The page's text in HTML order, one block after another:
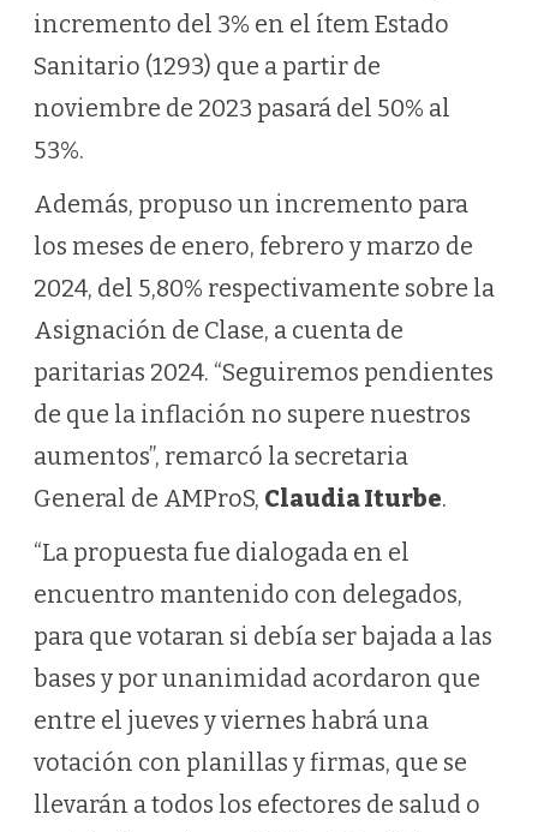
incremento del 3% en el ítem Estado
Sanitario (1293) que a partir de
noviembre de 2023 pasará del 50% al
53%.
Además, propuso un incremento para
los meses de enero, febrero y marzo de
2024, del 5,80% respectivamente sobre la
Asignación de Clase, a cuenta de
paritarias 2024. “Seguiremos pendientes
de que la inflación no supere nuestros
aumentos”, remarcó la secretaria
General de AMProS, Claudia Iturbe.
“La propuesta fue dialogada en el
encuentro mantenido con delegados,
para que votaran si debía ser bajada a las
bases y por unanimidad acordaron que
entre el jueves y viernes habrá una
votación con planillas y firmas, que se
llevarán a todos los efectores de salud o